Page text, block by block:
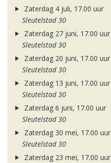
Zaterdag 4 juli, 17.00 uur
Sleutelstad 30
Zaterdag 27 juni, 17.00 uur
Sleutelstad 30
Zaterdag 20 juni, 17.00 uur
Sleutelstad 30
Zaterdag 13 juni, 17.00 uur
Sleutelstad 30
Zaterdag 6 juni, 17.00 uur
Sleutelstad 30
Zaterdag 30 mei, 17.00 uur
Sleutelstad 30
Zaterdag 23 mei, 17.00 uur